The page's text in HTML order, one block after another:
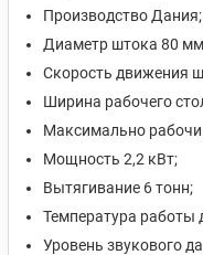
Производство Дания;
Диаметр штока 80
Скорость движения
Ширина рабочего
Максимально
Мощность 2,2 кВт;
Вытягивание 6 тонн;
Температура работы
Уровень звукового